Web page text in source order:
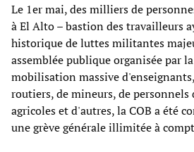
Le 1er mai, des milliers de
à El Alto – bastion des travailleurs
historique de luttes militantes
assemblée publique organisée par la
mobilisation massive
routiers, de mineurs, de personnels
agricoles et d'autres, la COB a été
une grève générale illimitée à